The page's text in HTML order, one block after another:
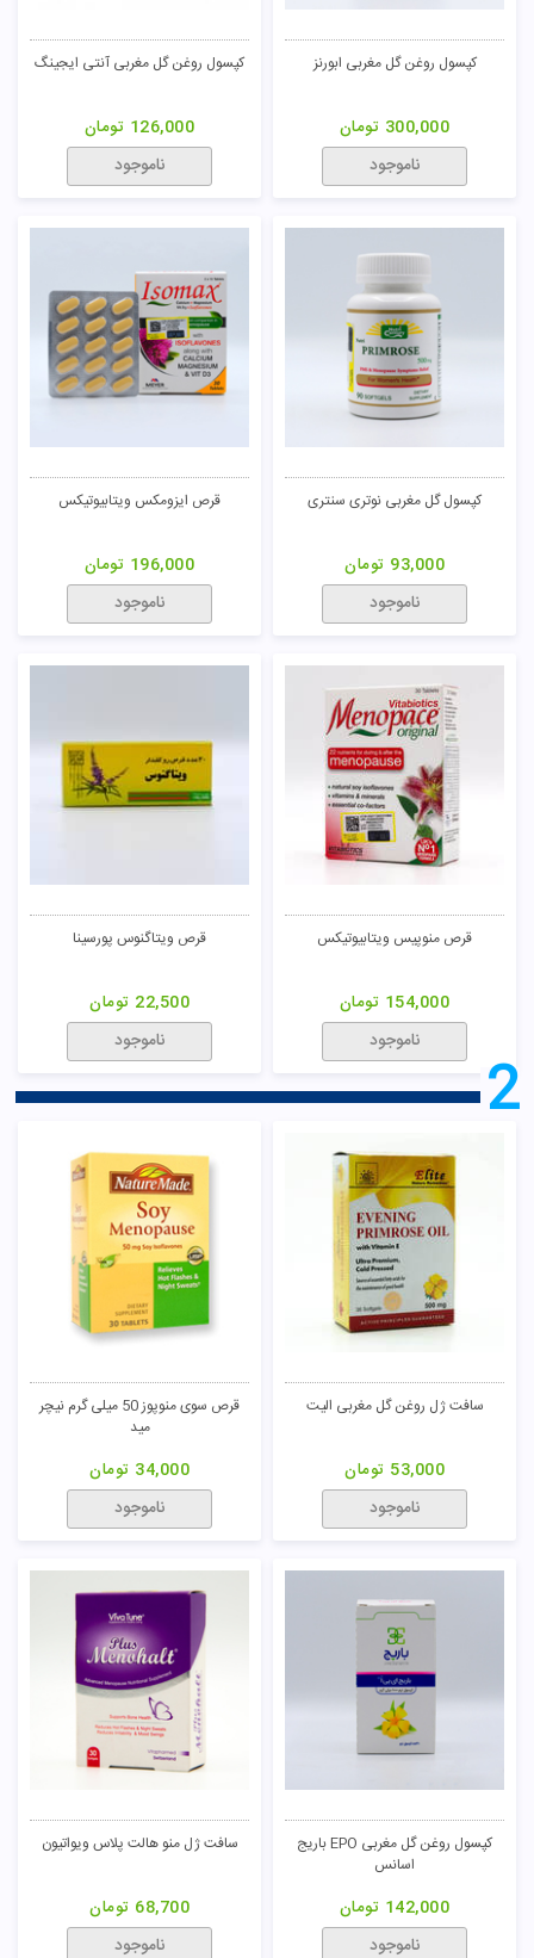
کپسول روغن گل مغربی ابورنز
300,000 تومان
ناموجود
کپسول روغن گل مغربی آنتی ایجینگ
126,000 تومان
ناموجود
کپسول گل مغربی نوتری سنتری
93,000 تومان
ناموجود
قرص ایزومکس ویتابیوتیکس
196,000 تومان
ناموجود
قرص منوپیس ویتابیوتیکس
154,000 تومان
ناموجود
قرص ویتاگنوس پورسینا
22,500 تومان
ناموجود
2
سافت ژل روغن گل مغربی الیت
53,000 تومان
ناموجود
قرص سوی منوپوز 50 میلی گرم نیچر
مید
34,000 تومان
ناموجود
کپسول روغن گل مغربی EPO باریج
اسانس
142,000 تومان
ناموجود
سافت ژل منو هالت پلاس ویواتیون
68,700 تومان
ناموجود